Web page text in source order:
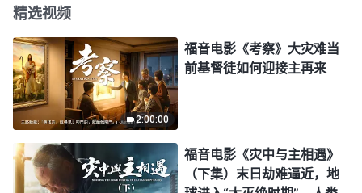
精选视频
2:00:00
福音电影《考察》大灾难当
前基督徒如何迎接主再来
福音电影《灾中与主相遇》
（下集）末日劫难逼近，地